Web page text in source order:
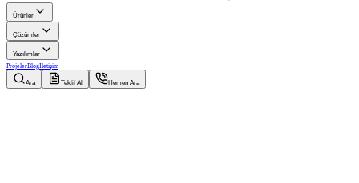
Ürünler
Çözümler
Yazılımlar
ProjelerBlogİletişim
Ara Teklif Al Hemen Ara